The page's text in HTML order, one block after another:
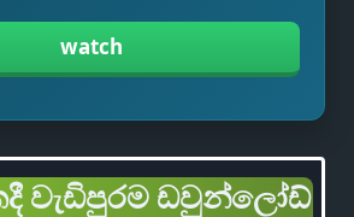
watch
වැඩිපුරම ඩවුන්ලෝඩ්